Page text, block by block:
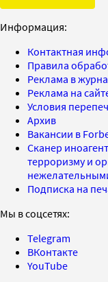
Информация:
Контактная
Правила
Реклама в
Реклама на
Условия
Архив
Вакансии в
Сканер
терроризму и
Подписка на
Мы в соцсетях:
Telegram
ВКонтакте
YouTube